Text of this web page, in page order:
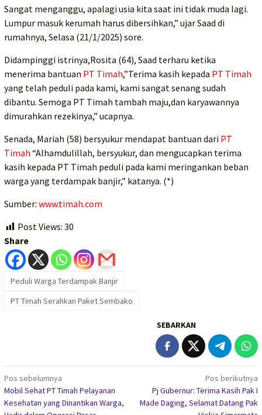
Sangat menganggu, apalagi usia kita saat ini tidak muda lagi.
Lumpur masuk kerumah harus dibersihkan,” ujar Saad di
rumahnya, Selasa (21/1/2025) sore.
Didampinggi istrinya,Rosita (64), Saad terharu ketika
menerima bantuan PT Timah,”Terima kasih kepada PT Timah
yang telah peduli pada kami, kami sangat senang sudah
dibantu. Semoga PT Timah tambah maju,dan karyawannya
dimurahkan rezekinya,” ucapnya.
Senada, Mariah (58) bersyukur mendapat bantuan dari PT
Timah “Alhamdulillah, bersyukur, dan mengucapkan terima
kasih kepada PT Timah peduli pada kami meringankan beban
warga yang terdampak banjir,” katanya. (*)
Sumber: www.timah.com
Post Views: 30
Share
Peduli Warga Terdampak Banjir
PT Timah Serahkan Paket Sembako
SEBARKAN
Navigasi
pos
Pos sebelumnya
Mobil Sehat PT Timah Pelayanan
Kesehatan yang Dinantikan Warga,
Pos berikutnya
Pj Gubernur: Terima Kasih Pak I
Made Daging, Selamat Datang Pak